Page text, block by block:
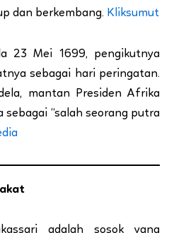
dan berkembang. Kliksumut
23 Mei 1699, pengikutnya
sebagai hari peringatan.
mantan Presiden Afrika
sebagai “salah seorang putra
adalah sosok yang